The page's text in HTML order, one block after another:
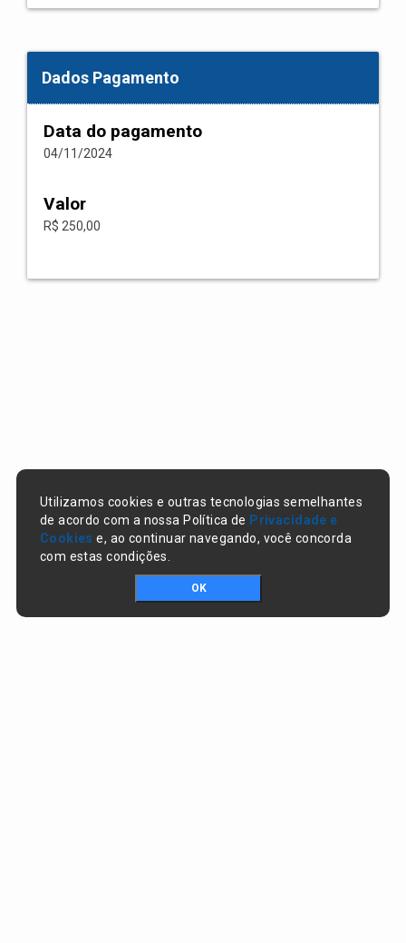
Dados Pagamento
Data do pagamento
04/11/2024
Valor
R$ 250,00
Utilizamos cookies e outras tecnologias semelhantes
de acordo com a nossa Política de Privacidade e
Cookies e, ao continuar navegando, você concorda
com estas condições.
OK